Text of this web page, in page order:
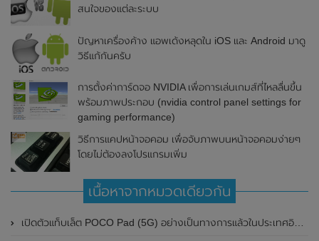
สนใจของแต่ละระบบ
ปัญหาเครื่องค้าง แอพเด้งหลุดใน iOS และ Android มาดู
วิธีแก้กันครับ
การตั้งค่าการ์ดจอ NVIDIA เพื่อการเล่นเกมส์ที่ไหลลื่นขึ้น
พร้อมภาพประกอบ (nvidia control panel settings for
gaming performance)
วิธีการแคปหน้าจอคอม เพื่อจับภาพบนหน้าจอคอมง่ายๆ
โดยไม่ต้องลงโปรแกรมเพิ่ม
เนื้อหาจากหมวดเดียวกัน
เปิดตัวแท็บเล็ต POCO Pad (5G) อย่างเป็นทางการแล้วในประเทศอินเดีย มาพร้อมชิปเซ็ต Snapdragon 7s Gen 2 ของ Qualcomm และรองรับเครือข่าย 5G